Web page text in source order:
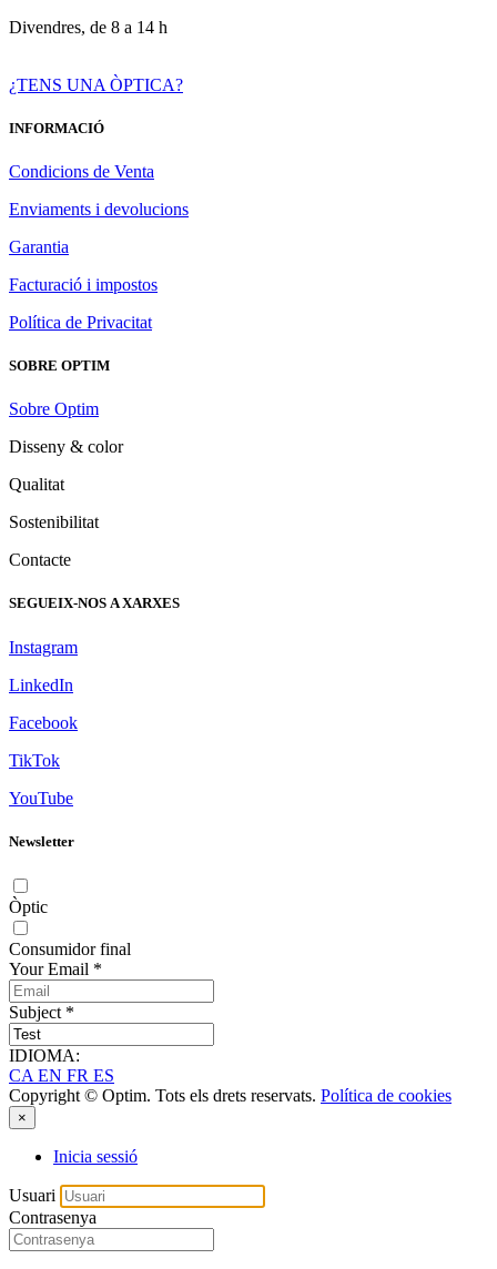
Divendres, de 8 a 14 h
¿TENS UNA ÒPTICA?
INFORMACIÓ
Condicions de Venta
Enviaments i devolucions
Garantia
Facturació i impostos
Política de Privacitat
SOBRE OPTIM
Sobre Optim
Disseny & color
Qualitat
Sostenibilitat
Contacte
SEGUEIX-NOS A XARXES
Instagram
LinkedIn
Facebook
TikTok
YouTube
Newsletter
Òptic
Consumidor final
Your Email *
Subject *
IDIOMA:
CA EN FR ES
Copyright © Optim. Tots els drets reservats. Política de cookies
×
Inicia sessió
Usuari
Contrasenya